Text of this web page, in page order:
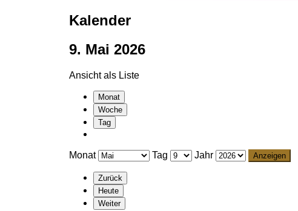
Kalender
9. Mai 2026
Ansicht als Liste
Monat
Woche
Tag
Monat Tag Jahr
Zurück
Heute
Weiter